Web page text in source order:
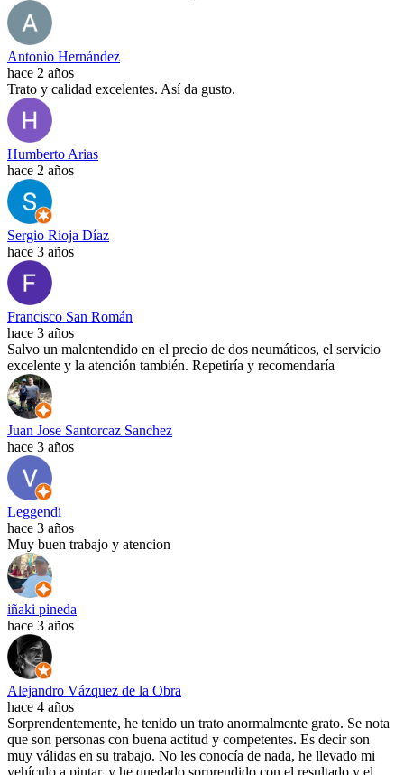
Antonio Hernández
hace 2 años
Trato y calidad excelentes. Así da gusto.
Humberto Arias
hace 2 años
Sergio Rioja Díaz
hace 3 años
Francisco San Román
hace 3 años
Salvo un malentendido en el precio de dos neumáticos, el servicio
excelente y la atención también. Repetiría y recomendaría
Juan Jose Santorcaz Sanchez
hace 3 años
Leggendi
hace 3 años
Muy buen trabajo y atencion
iñaki pineda
hace 3 años
Alejandro Vázquez de la Obra
hace 4 años
Sorprendentemente, he tenido un trato anormalmente grato. Se nota
que son personas con buena actitud y competentes. Es decir son
muy válidas en su trabajo. No les conocía de nada, he llevado mi
vehículo a pintar, y he quedado sorprendido con el resultado y el